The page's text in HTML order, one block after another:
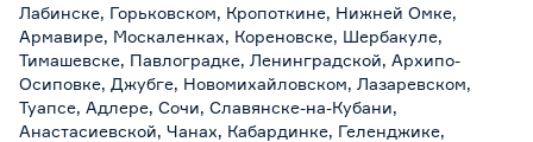
Лабинске, Горьковском, Кропоткине, Нижней Омке,
Армавире, Москаленках, Кореновске, Шербакуле,
Тимашевске, Павлоградке, Ленинградской, Архипо-
Осиповке, Джубге, Новомихайловском, Лазаревском,
Туапсе, Адлере, Сочи, Славянске-на-Кубани,
Анастасиевской, Чанах, Кабардинке, Геленджике,